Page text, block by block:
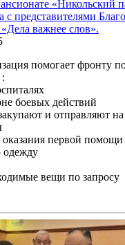
«Никольский
с представителями
«Дела важнее слов».
помогает фронту
боевых действий
и отправляют
оказания первой помощи
одежду
вещи по запросу